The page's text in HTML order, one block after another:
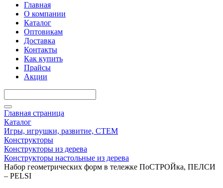
Главная
О компании
Каталог
Оптовикам
Доставка
Контакты
Как купить
Прайсы
Акции
Главная страница
Каталог
Игры, игрушки, развитие, СТЕМ
Конструкторы
Конструкторы из дерева
Конструкторы настольные из дерева
Набор геометрических форм в тележке ПоСТРОЙка, ПЕЛСИ
– PELSI